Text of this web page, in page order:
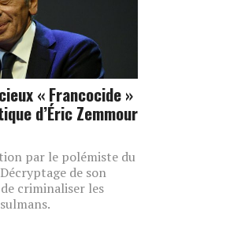
« Francocide »
d’Éric Zemmour
par le polémiste du
de son
criminaliser les